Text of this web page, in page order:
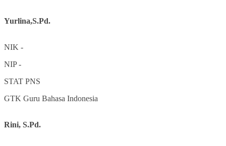
Yurlina,S.Pd.
NIK -
NIP-
STAT PNS
GTK Guru Bahasa Indonesia
Rini, S.Pd.